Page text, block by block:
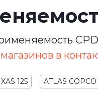
в
125 ATLAS